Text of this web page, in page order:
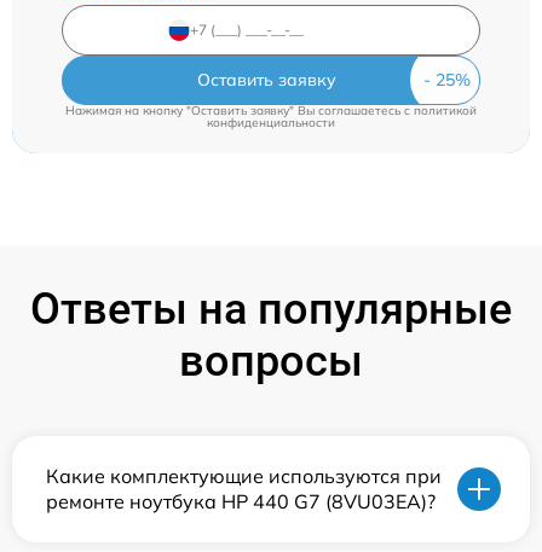
Оставить заявку
Нажимая на кнопку "Оставить заявку" Вы соглашаетесь cполитикой
конфиденциальности
Ответы на популярные
вопросы
Какие комплектующие используются при
ремонте ноутбука HP 440 G7 (8VU03EA)?